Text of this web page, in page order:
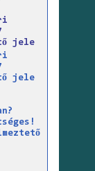
jele
jele